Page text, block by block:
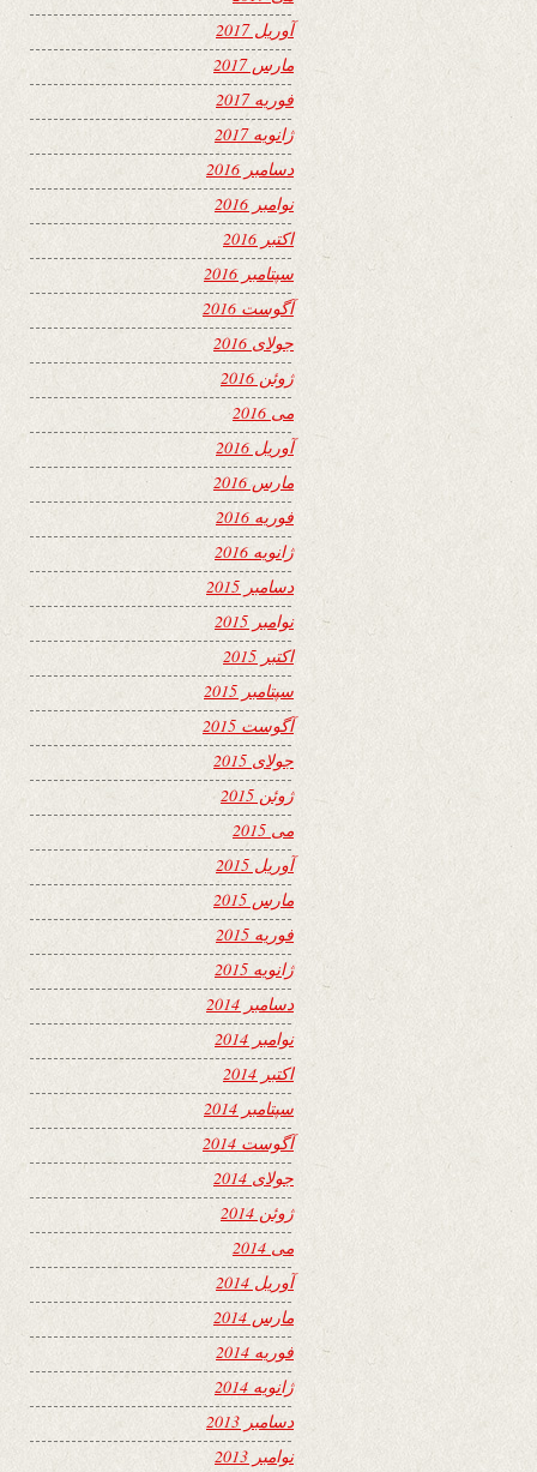
آوریل 2017
مارس 2017
فوریه 2017
ژانویه 2017
دسامبر 2016
نوامبر 2016
اکتبر 2016
سپتامبر 2016
آگوست 2016
جولای 2016
ژوئن 2016
می 2016
آوریل 2016
مارس 2016
فوریه 2016
ژانویه 2016
دسامبر 2015
نوامبر 2015
اکتبر 2015
سپتامبر 2015
آگوست 2015
جولای 2015
ژوئن 2015
می 2015
آوریل 2015
مارس 2015
فوریه 2015
ژانویه 2015
دسامبر 2014
نوامبر 2014
اکتبر 2014
سپتامبر 2014
آگوست 2014
جولای 2014
ژوئن 2014
می 2014
آوریل 2014
مارس 2014
فوریه 2014
ژانویه 2014
دسامبر 2013
نوامبر 2013